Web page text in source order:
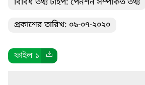
বিবিধ তথ্য টাইপ: পেনশন সম্পর্কিত তথ্য
প্রকাশের তারিখ: ০৯-০৭-২০২০
ফাইল ১